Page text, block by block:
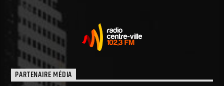
PARTENAIRE MÉDIA